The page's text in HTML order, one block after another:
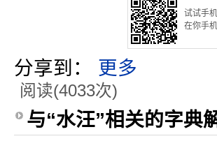
试试手
在你手
分享到： 更多
阅读(4033次)
与“水汪”相关的字典